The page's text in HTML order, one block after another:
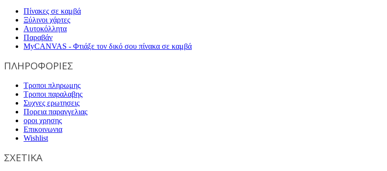
Πίνακες σε καμβά
Ξύλινοι χάρτες
Αυτοκόλλητα
Παραβάν
MyCANVAS - Φτιάξε τον δικό σου πίνακα σε καμβά
ΠΛΗΡΟΦΟΡΙΕΣ
Τροποι πληρωμης
Τροποι παραλαβης
Συχνες ερωτησεις
Πορεια παραγγελιας
οροι χρησης
Επικοινωνια
Wishlist
ΣΧΕΤΙΚΑ